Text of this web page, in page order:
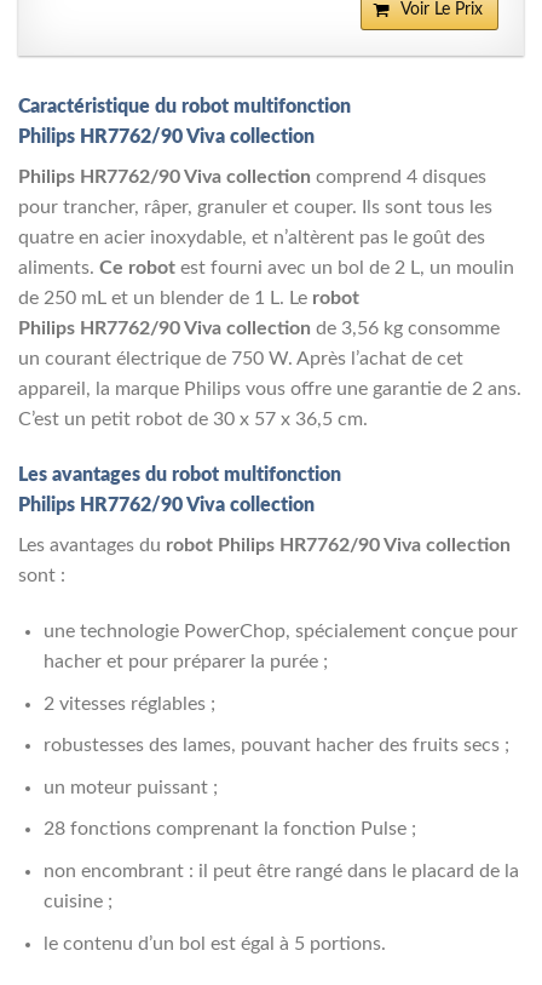
Voir Le Prix
Caractéristique du robot multifonction
Philips HR7762/90 Viva collection
Philips HR7762/90 Viva collection comprend 4 disques
pour trancher, râper, granuler et couper. Ils sont tous les
quatre en acier inoxydable, et n’altèrent pas le goût des
aliments. Ce robot est fourni avec un bol de 2 L, un moulin
de 250 mL et un blender de 1 L. Le robot
Philips HR7762/90 Viva collection de 3,56 kg consomme
un courant électrique de 750 W. Après l’achat de cet
appareil, la marque Philips vous offre une garantie de 2 ans.
C’est un petit robot de 30 x 57 x 36,5 cm.
Les avantages du robot multifonction
Philips HR7762/90 Viva collection
Les avantages du robot Philips HR7762/90 Viva collection
sont :
une technologie PowerChop, spécialement conçue pour
hacher et pour préparer la purée ;
2 vitesses réglables ;
robustesses des lames, pouvant hacher des fruits secs ;
un moteur puissant ;
28 fonctions comprenant la fonction Pulse ;
non encombrant : il peut être rangé dans le placard de la
cuisine ;
le contenu d’un bol est égal à 5 portions.